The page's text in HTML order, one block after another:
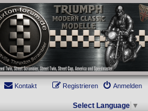
Modern Classic Modelle. Das Forum für
2001. Triumph Bonneville, Thruxton,
Scrambler, Street Twin, Street Cup, America
Kontakt Anmelden
Registrieren
Select Language ▼